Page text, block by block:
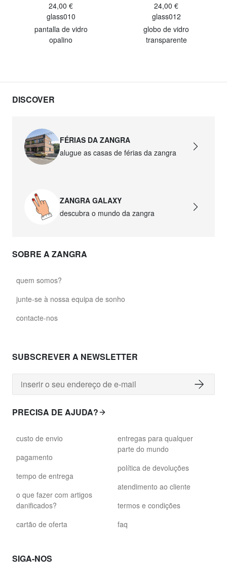
24,00 €
glass010
pantalla de vidro
opalino
24,00 €
glass012
globo de vidro
transparente
DISCOVER
FÉRIAS DA ZANGRA
alugue as casas de férias da zangra
ZANGRA GALAXY
descubra o mundo da zangra
SOBRE A ZANGRA
quem somos?
junte-se à nossa equipa de sonho
contacte-nos
SUBSCREVER A NEWSLETTER
PRECISA DE AJUDA?
custo de envio
pagamento
tempo de entrega
o que fazer com artigos
danificados?
cartão de oferta
entregas para qualquer
parte do mundo
política de devoluções
atendimento ao cliente
termos e condições
faq
SIGA-NOS